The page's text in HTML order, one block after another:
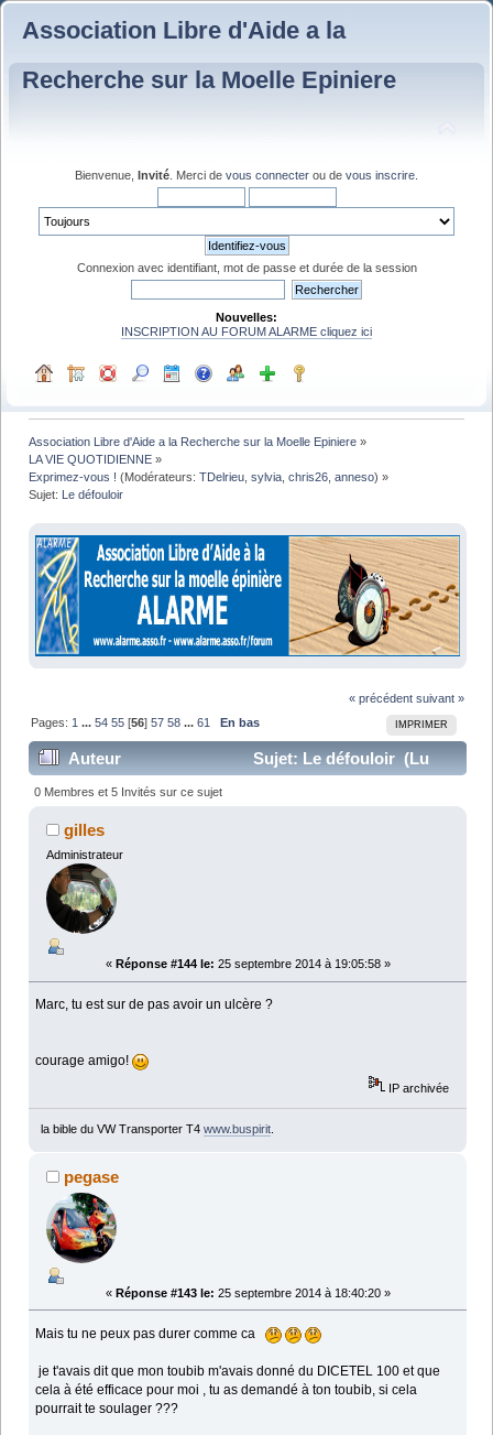
Association Libre d'Aide a la
Recherche sur la Moelle Epiniere
Bienvenue, Invité . Merci de vous connecter ou de vous inscrire
Connexion avec identifiant, mot de passe et durée de la session
Nouvelles:
INSCRIPTION AU FORUM ALARME cliquez ici
Association Libre d'Aide a la Recherche sur la Moelle Epiniere »
LA VIE QUOTIDIENNE »
Exprimez-vous ! (Modérateurs:TDelrieu ,sylvia ,chris26 ,anneso) »
Sujet: Le défouloir
« précédent suivant »
IMPRIMER
Pages: 1 ...54 55 [56]57 58 ...61 En bas
Auteur
Sujet: Le défouloir (Lu
1286080 fois)
0 Membres et 5 Invités sur ce sujet
gilles
Administrateur
« Réponse #144 le: 25 septembre 2014 à 19:05:58 »
Marc, tu est sur de pas avoir un ulcère ?
courage amigo!
IP archivée
la bible du VW Transporter T4 www.buspirit.
pegase
« Réponse #143 le: 25 septembre 2014 à 18:40:20 »
Mais tu ne peux pas durer comme ca
je t'avais dit que mon toubib m'avais donné du DICETEL 100 et que
cela à été efficace pour moi , tu as demandé à ton toubib, si cela
pourrait te soulager ???